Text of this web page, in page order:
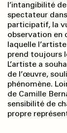
l’intangibilité
spectateur
participatif, la
observation en
laquelle
prend toujours
L’artiste a
de l’œuvre,
phénomène.
de Camille
sensibilité de
propre